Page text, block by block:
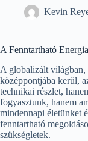
Kevin
A Fenntartható
A globalizált világban,
középpontjába kerül,
technikai részlet,
fogyasztunk, hanem
mindennapi életünket
fenntartható
szükségletek.